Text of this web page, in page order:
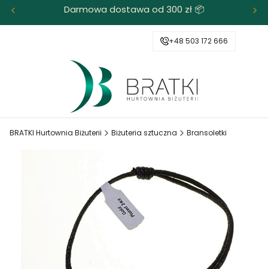
Darmowa dostawa od 300 zł 📦
+48 503 172 666
BRATKI Hurtownia Biżuterii Biżuteria sztuczna Bransoletki